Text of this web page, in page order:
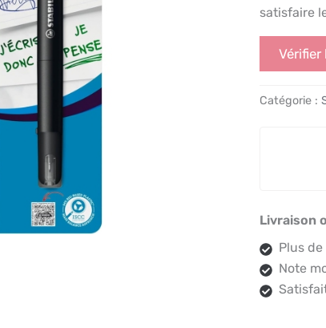
satisfaire
Catégorie :
Livraison
Plus
Note